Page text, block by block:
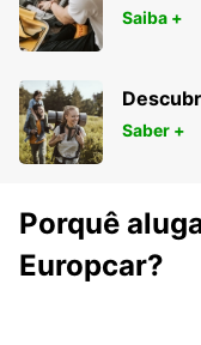
Saiba +
Saber +
Porquê
Europcar?